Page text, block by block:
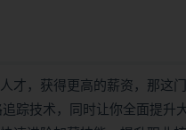
才，获得更高的薪资，那这
踪技术，同时让你全面提升